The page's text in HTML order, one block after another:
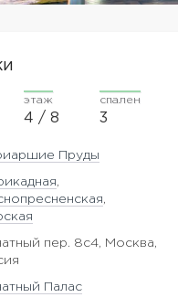
этаж
4 / 8
спален
3
Пруды
пер. 8с4, Москва,
Палас